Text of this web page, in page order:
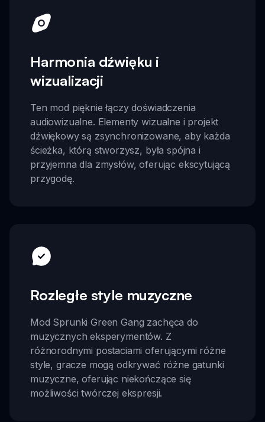
Harmonia dźwięku i
wizualizacji
Ten mod pięknie łączy doświadczenia
audiowizualne. Elementy wizualne i projekt
dźwiękowy są zsynchronizowane, aby każda
ścieżka, którą stworzysz, była spójna i
przyjemna dla zmysłów, oferując ekscytującą
przygodę.
Rozległe style muzyczne
Mod Sprunki Green Gang zachęca do
muzycznych eksperymentów. Z
różnorodnymi postaciami oferującymi różne
style, gracze mogą odkrywać różne gatunki
muzyczne, oferując niekończące się
możliwości twórczej ekspresji.